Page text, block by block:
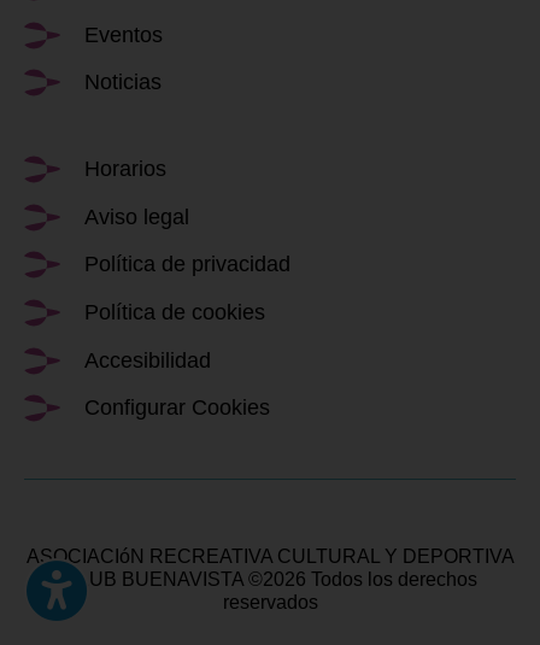
Eventos
Noticias
Horarios
Aviso legal
Política de privacidad
Política de cookies
Accesibilidad
Configurar Cookies
ASOCIACIóN RECREATIVA CULTURAL Y DEPORTIVA
CLUB BUENAVISTA ©2026 Todos los derechos
reservados